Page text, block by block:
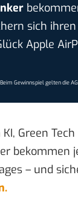
sich
Apple
Gewinnspiel gelten die
Green
bekommen
– und